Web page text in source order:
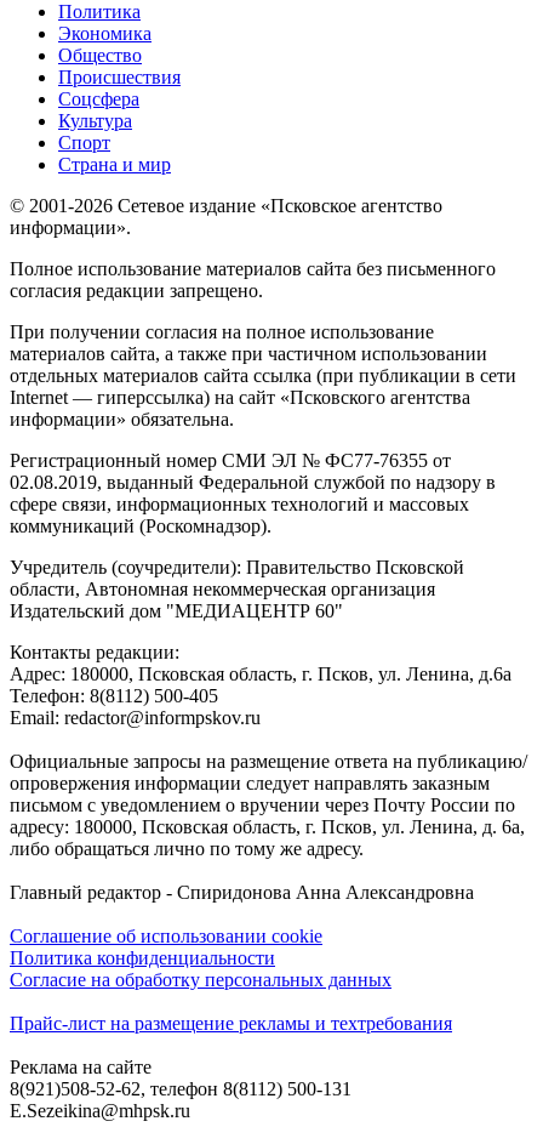
Политика
Экономика
Общество
Происшествия
Соцсфера
Культура
Спорт
Страна и мир
© 2001-2026 Сетевое издание «Псковское агентство
информации».
Полное использование материалов сайта без письменного
согласия редакции запрещено.
При получении согласия на полное использование
материалов сайта, а также при частичном использовании
отдельных материалов сайта ссылка (при публикации в сети
Internet — гиперссылка) на сайт «Псковского агентства
информации» обязательна.
Регистрационный номер СМИ ЭЛ № ФС77-76355 от
02.08.2019, выданный Федеральной службой по надзору в
сфере связи, информационных технологий и массовых
коммуникаций (Роскомнадзор).
Учредитель (соучредители): Правительство Псковской
области, Автономная некоммерческая организация
Издательский дом "МЕДИАЦЕНТР 60"
Контакты редакции:
Адреc: 180000, Псковская область, г. Псков, ул. Ленина, д.6а
Телефон: 8(8112) 500-405
Email: redactor@informpskov.ru
Официальные запросы на размещение ответа на публикацию/
опровержения информации следует направлять заказным
письмом с уведомлением о вручении через Почту России по
адресу: 180000, Псковская область, г. Псков, ул. Ленина, д. 6а,
либо обращаться лично по тому же адресу.
Главный редактор - Спиридонова Анна Александровна
Соглашение об использовании cookie
Политика конфиденциальности
Согласие на обработку персональных данных
Прайс-лист на размещение рекламы и техтребования
Реклама на сайте
8(921)508-52-62, телефон 8(8112) 500-131
E.Sezeikina@mhpsk.ru